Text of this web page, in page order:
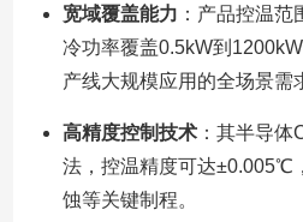
宽域覆盖能力 ：产品控温
冷功率覆盖0.5kW到
产线大规模应用的全场景需
高精度控制技术：其半导体
法，控温精度可达±0.005℃
蚀等关键制程。